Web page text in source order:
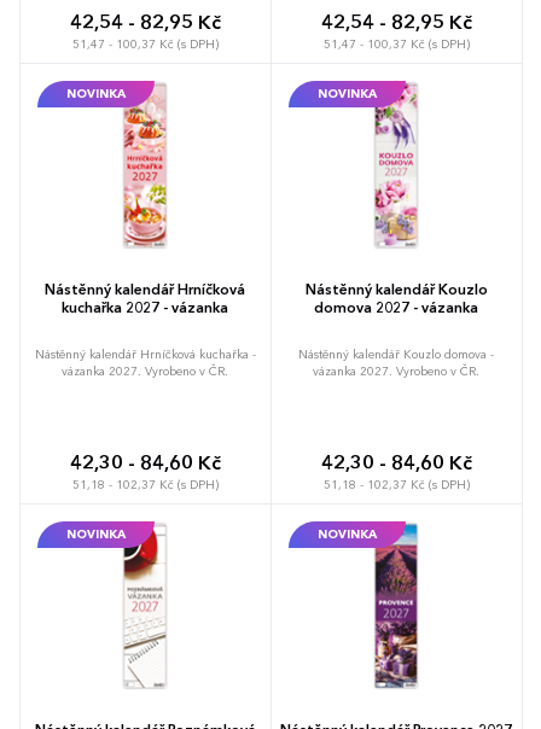
42,54 - 82,95 Kč
51,47 - 100,37 Kč (s DPH)
42,54 - 82,95 Kč
51,47 - 100,37 Kč (s DPH)
NOVINKA
Nástěnný kalendář Hrníčková
kuchařka 2027 - vázanka
Nástěnný kalendář Hrníčková kuchařka -
vázanka 2027. Vyrobeno v ČR.
42,30 - 84,60 Kč
51,18 - 102,37 Kč (s DPH)
NOVINKA
Nástěnný kalendář Kouzlo
domova 2027 - vázanka
Nástěnný kalendář Kouzlo domova -
vázanka 2027. Vyrobeno v ČR.
42,30 - 84,60 Kč
51,18 - 102,37 Kč (s DPH)
NOVINKA NOVINKA